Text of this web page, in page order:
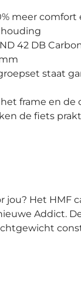
meer
42 DB
staat
frame en
de fiets
HMF carbon
Addict.
verlaagde